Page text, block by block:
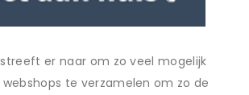
er naar om zo veel mogelijk
te verzamelen om zo de